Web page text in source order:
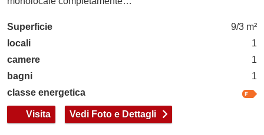
Superficie
9/3 m²
locali
1
camere
1
bagni
1
classe energetica
Visita Vedi Foto e Dettagli